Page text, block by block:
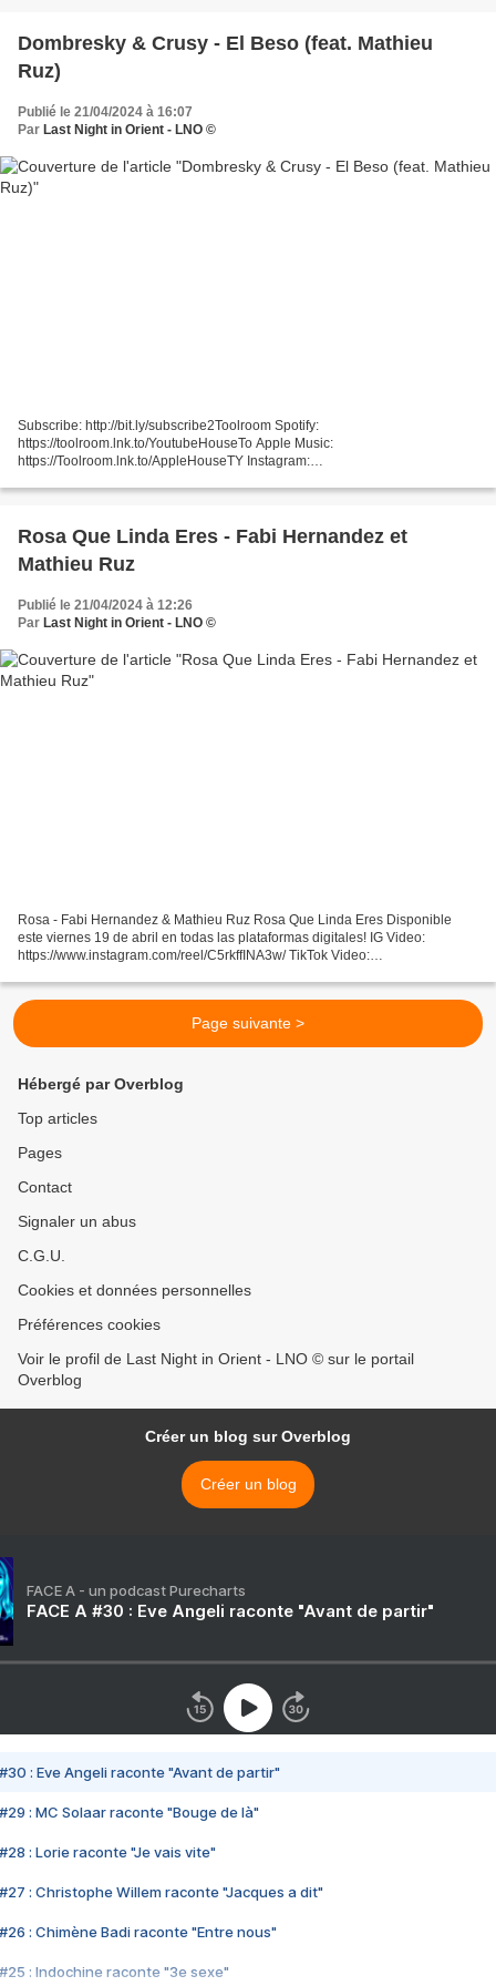
Dombresky & Crusy - El Beso (feat. Mathieu
Ruz)
Publié le 21/04/2024 à 16:07
Par Last Night in Orient - LNO ©
Subscribe: http://bit.ly/subscribe2Toolroom Spotify:
https://toolroom.lnk.to/YoutubeHouseTo Apple Music:
https://Toolroom.lnk.to/AppleHouseTY Instagram:
https://Toolroom.lnk.to/RawRemixTY Coming...
Rosa Que Linda Eres - Fabi Hernandez et
Mathieu Ruz
Publié le 21/04/2024 à 12:26
Par Last Night in Orient - LNO ©
Rosa - Fabi Hernandez & Mathieu Ruz Rosa Que Linda Eres Disponible
este viernes 19 de abril en todas las plataformas digitales! IG Video:
https://www.instagram.com/reel/C5rkffINA3w/ TikTok Video:
Page suivante >
Hébergé par Overblog
Top articles
Pages
Contact
Signaler un abus
C.G.U.
Cookies et données personnelles
Préférences cookies
Voir le profil de Last Night in Orient - LNO © sur le portail
Overblog
Créer un blog sur Overblog
Créer un blog
FACE A - un podcast Purecharts
FACE A #30 : Eve Angeli raconte "Avant de partir"
#30 : Eve Angeli raconte "Avant de partir"
#29 : MC Solaar raconte "Bouge de là"
#28 : Lorie raconte "Je vais vite"
#27 : Christophe Willem raconte "Jacques a dit"
#26 : Chimène Badi raconte "Entre nous"
#25 : Indochine raconte "3e sexe"